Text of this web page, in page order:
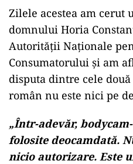
Zilele acestea am cerut
domnului Horia
Autorității Naționale
Consumatorului și am
disputa dintre cele
român nu este nici pe
„Într-adevăr,
folosite deocamdată.
nicio autorizare. Este